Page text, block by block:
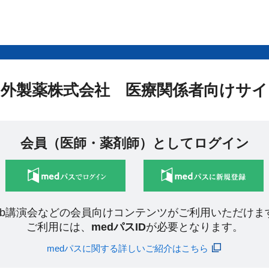
製薬株式会社 医療関係者向けサ
会員（医師・薬剤師）としてログイン
講演会などの会員向けコンテンツがご利用いただけま
ご利用には、 medパスIDが必要となります。
medパスに関する詳しいご紹介はこちら